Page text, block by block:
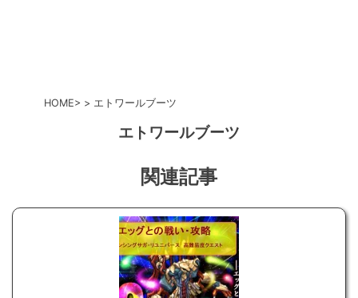
HOME エトワールブーツ
エトワールブーツ
関連記事